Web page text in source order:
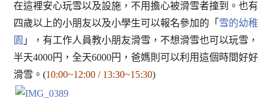
在這裡安心玩雪以及設施，不用擔心被滑雪者撞到。也有
四歲以上的小朋友以及小學生可以報名參加的「 雪的幼稚
園 」，有工作人員教小朋友滑雪，不想滑雪也可以玩雪，
半天4000円，全天6000円，爸媽則可以利用這個時間好好
滑雪。(10:00~12:00 / 13:30~15:30)